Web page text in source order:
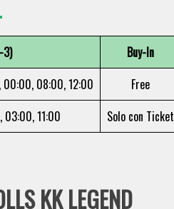
3)
Buy-In
00:00, 08:00, 12:00
Free
03:00, 11:00 Solo con Ticket
KK LEGEND